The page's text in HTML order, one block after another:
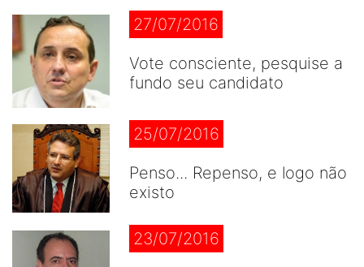
27/07/2016
Vote consciente, pesquise a
fundo seu candidato
25/07/2016
Penso... Repenso, e logo não
existo
23/07/2016